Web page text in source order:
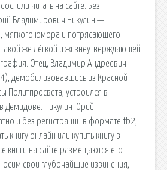
или читать на сайте. Без
Владимирович Никулин —
мягкого юмора и потрясающего
же лёгкой и жизнеутверждающей
Отец, Владимир Андреевич
демобилизовавшись из Красной
Политпросвета, устроился в
Демидове. Никулин Юрий
и без регистрации в формате fb2,
книгу онлайн или купить книгу в
книги на сайте размещаются его
свои глубочайшие извинения,